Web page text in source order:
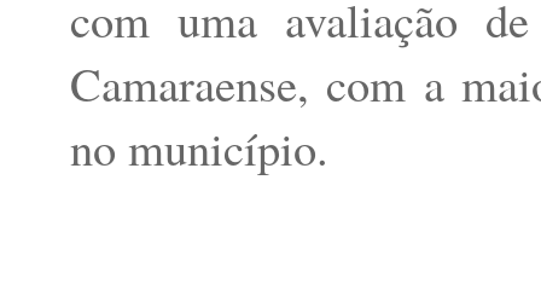
com uma avaliação
Camaraense, com a
no município.